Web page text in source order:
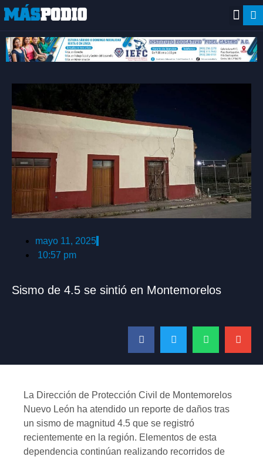
mayo 11, 2025
10:57 pm
Sismo de 4.5 se sintió en Montemorelos
La Dirección de Protección Civil de Montemorelos
Nuevo León ha atendido un reporte de daños tras
un sismo de magnitud 4.5 que se registró
recientemente en la región. Elementos de esta
dependencia continúan realizando recorridos de